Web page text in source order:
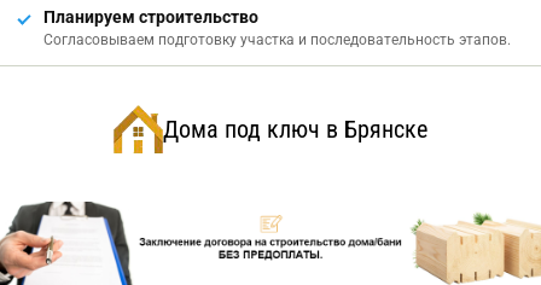
Планируем строительство
Согласовываем подготовку участка и последовательность этапов.
Дома под ключ в Брянске